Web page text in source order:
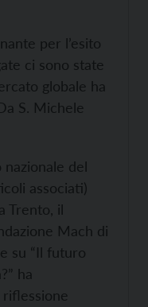
per l’esito
ci sono state
globale ha
S. Michele
nazionale del
associati)
Trento, il
Mach di
su “Il futuro
ha